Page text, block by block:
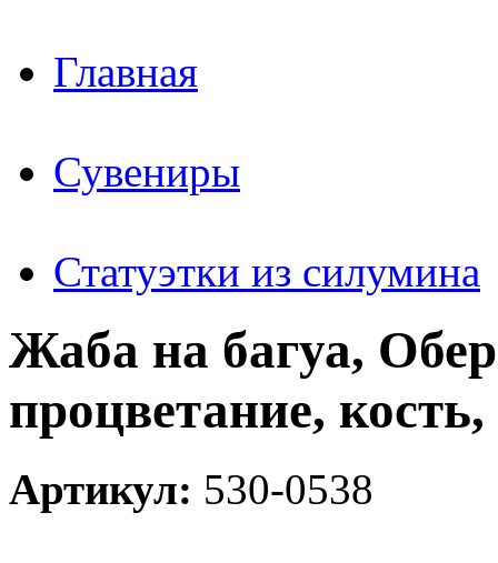
Главная
Сувениры
Статуэтки из силумина
Жаба на багуа,
процветание,
Артикул: 530-0538